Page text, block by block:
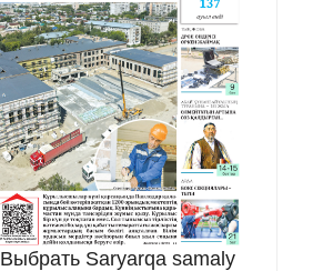
Выбрать Saryarqa samaly